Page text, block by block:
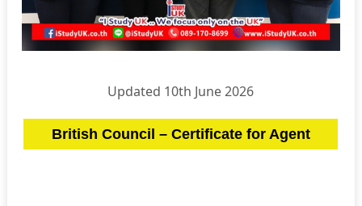
Updated 10th June 2026
British Council – Certificate for Agent